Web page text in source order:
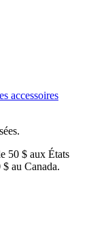
accessoires
50 $ aux États
au Canada.